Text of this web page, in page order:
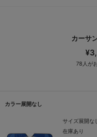
カーサ
78 人が
カラー展開なし
サイズ展開な
在庫あり